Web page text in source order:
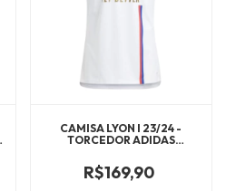
CAMISA LYON I 23/24 -
TORCEDOR ADIDAS
R$169,90